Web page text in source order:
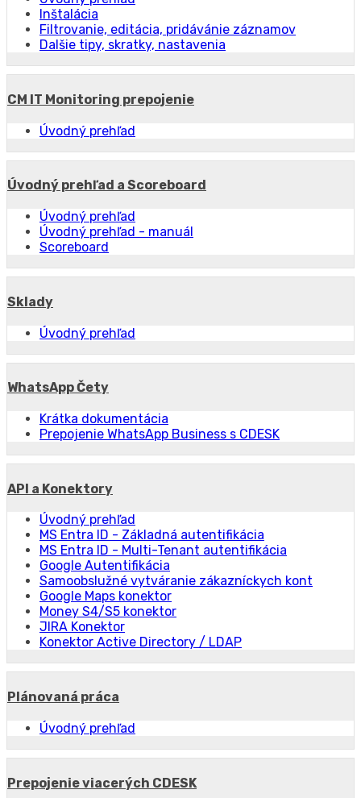
Inštalácia
Filtrovanie, editácia, pridávánie záznamov
Dalšie tipy, skratky, nastavenia
CM IT Monitoring prepojenie
Úvodný prehľad
Úvodný prehľad a Scoreboard
Úvodný prehľad
Úvodný prehľad - manuál
Scoreboard
Sklady
Úvodný prehľad
WhatsApp Čety
Krátka dokumentácia
Prepojenie WhatsApp Business s CDESK
API a Konektory
Úvodný prehľad
MS Entra ID - Základná autentifikácia
MS Entra ID - Multi-Tenant autentifikácia
Google Autentifikácia
Samoobslužné vytváranie zákazníckych kont
Google Maps konektor
Money S4/S5 konektor
JIRA Konektor
Konektor Active Directory / LDAP
Plánovaná práca
Úvodný prehľad
Prepojenie viacerých CDESK